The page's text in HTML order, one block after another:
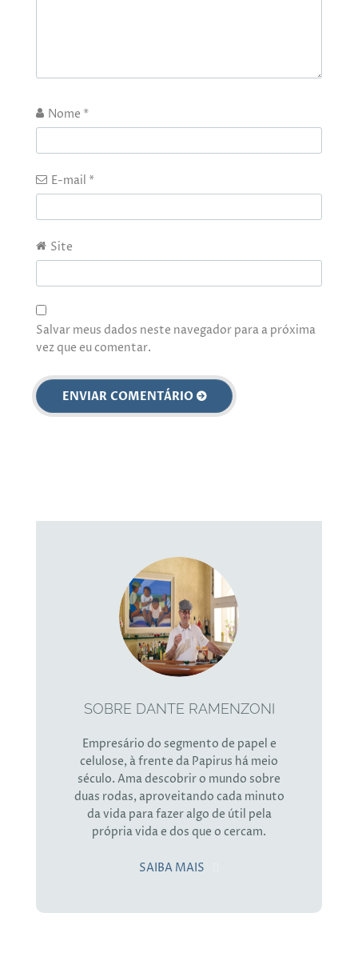
Nome *
E-mail *
Site
Salvar meus dados neste navegador para a próxima
vez que eu comentar.
SOBRE DANTE RAMENZONI
Empresário do segmento de papel e
celulose, à frente da Papirus há meio
século. Ama descobrir o mundo sobre
duas rodas, aproveitando cada minuto
da vida para fazer algo de útil pela
própria vida e dos que o cercam.
SAIBA MAIS